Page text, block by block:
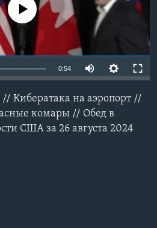
currently available
0:54
Кибератака на аэропорт //
комары // Обед в
США за 26 августа 2024